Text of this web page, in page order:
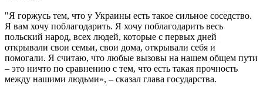
"Я горжусь тем, что у Украины есть такое сильное соседство.
Я вам хочу поблагодарить. Я хочу поблагодарить весь
польский народ, всех людей, которые с первых дней
открывали свои семьи, свои дома, открывали себя и
помогали. Я считаю, что любые вызовы на нашем общем пути
– это ничто по сравнению с тем, что есть такая прочность
между нашими людьми», – сказал глава государства.